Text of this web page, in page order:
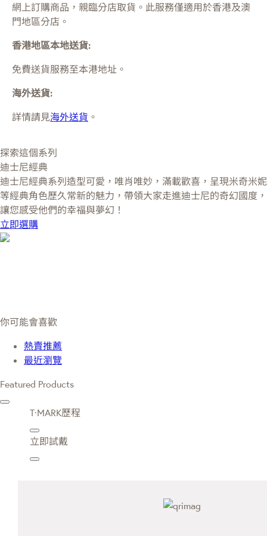
網上訂購商品，親臨分店取貨。此服務僅適用於香港及澳
門地區分店。
香港地區本地送貨:
免費送貨服務至本港地址。
海外送貨:
詳情請見海外送貨 。
探索這個系列
迪士尼經典
迪士尼經典系列造型可愛，唯肖唯妙，滿載歡喜，呈現米奇米妮
等經典角色歷久常新的魅力，帶領大家走進迪士尼的奇幻國度，
讓您感受他們的幸福與夢幻！
立即選購
你可能會喜歡
熱賣推薦
最近瀏覽
Featured Products
T·MARK歷程
立即試戴